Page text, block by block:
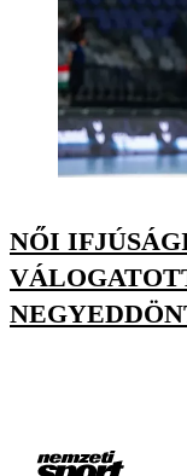
NŐI